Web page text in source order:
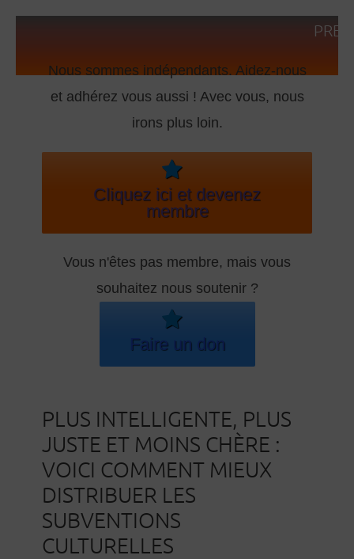
Nous sommes indépendants. Aidez-nous
et adhérez vous aussi ! Avec vous, nous
irons plus loin.
Cliquez ici et devenez
membre
Vous n'êtes pas membre, mais vous
souhaitez nous soutenir ?
Faire un don
PLUS INTELLIGENTE, PLUS
JUSTE ET MOINS CHÈRE :
VOICI COMMENT MIEUX
DISTRIBUER LES
SUBVENTIONS
CULTURELLES